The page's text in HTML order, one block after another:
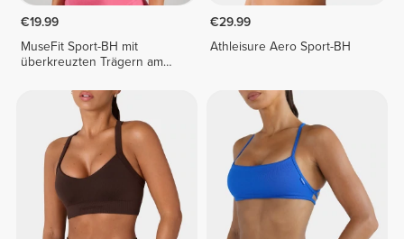
€19.99
MuseFit Sport-BH mit
überkreuzten Trägern am
€29.99
Athleisure Aero Sport-BH